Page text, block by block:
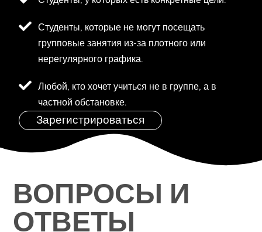
Студенты, которые не могут посещать
групповые занятия из-за плотного или
нерегулярного графика.
Любой, кто хочет учиться не в группе, а в
частной обстановке.
Зарегистрироваться
ВОПРОСЫ И
ОТВЕТЫ